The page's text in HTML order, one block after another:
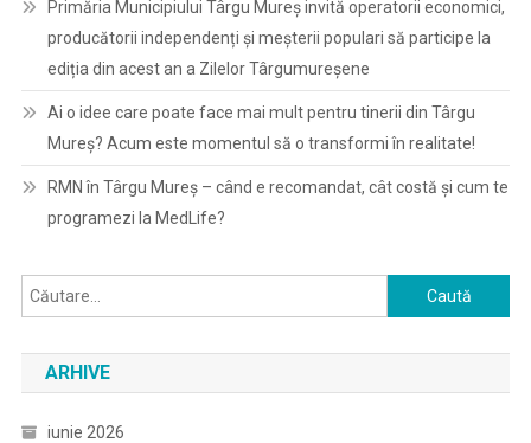
Primăria Municipiului Târgu Mureș invită operatorii economici,
producătorii independenți și meșterii populari să participe la
ediția din acest an a Zilelor Târgumureșene
Ai o idee care poate face mai mult pentru tinerii din Târgu
Mureș? Acum este momentul să o transformi în realitate!
RMN în Târgu Mureș – când e recomandat, cât costă și cum te
programezi la MedLife?
Caută
după:
ARHIVE
iunie 2026